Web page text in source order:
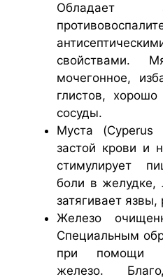
Обладает
свойствами.
мочегонное,
глистов,
сосуды.
Муста (Cyperus
застой крови и
стимулирует
боли в желудке,
затягивает
Железо
Специальным
при помощи
железо.